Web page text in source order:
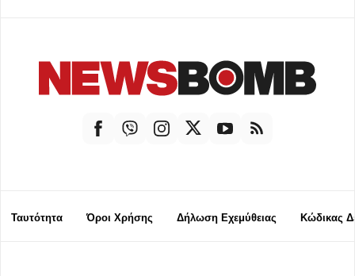
Ταυτότητα Όροι Χρήσης Δήλωση Εχεμύθειας Κώδικας